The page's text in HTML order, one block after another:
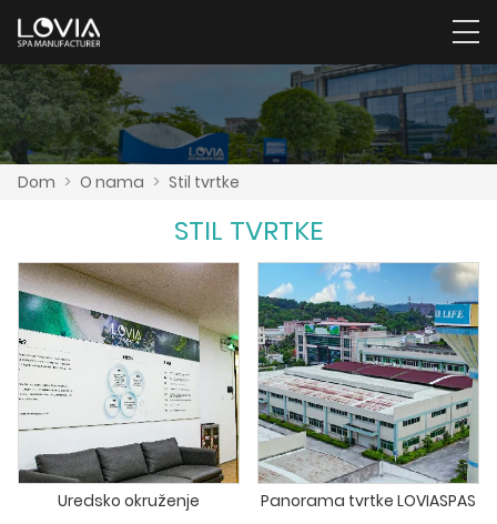
Dom > O nama > Stil tvrtke
STIL TVRTKE
Uredsko okruženje Panorama tvrtke LOVIASPAS